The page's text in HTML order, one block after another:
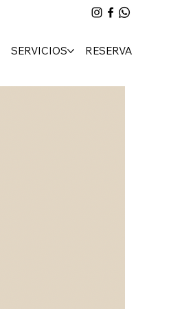
SERVICIOS RESERVA